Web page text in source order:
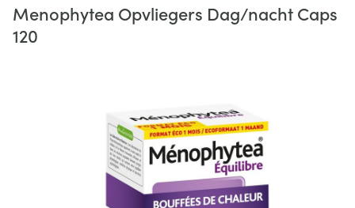
Menophytea Opvliegers Dag/nacht Caps
120